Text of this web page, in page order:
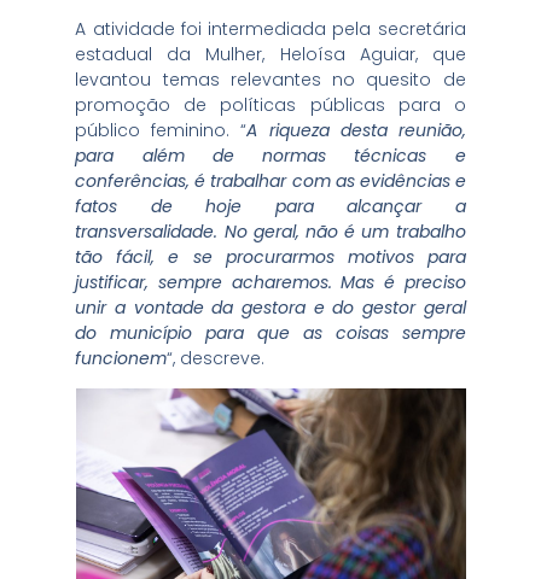
A atividade foi intermediada pela secretária
estadual da Mulher, Heloísa Aguiar, que
levantou temas relevantes no quesito de
promoção de políticas públicas para o
público feminino. “A riqueza desta reunião,
para além de normas técnicas e
conferências, é trabalhar com as evidências e
fatos de hoje para alcançar a
transversalidade. No geral, não é um trabalho
tão fácil, e se procurarmos motivos para
justificar, sempre acharemos. Mas é preciso
unir a vontade da gestora e do gestor geral
do município para que as coisas sempre
funcionem“, descreve.